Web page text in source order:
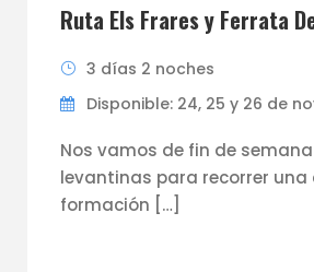
Ruta Els Frares y Ferrata
3 días 2 noches
Disponible: 24, 25 y 26 de
Nos vamos de fin de
levantinas para recorrer una
formación […]